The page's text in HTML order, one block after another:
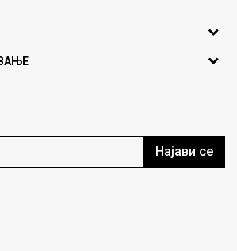
на производи
Најави се